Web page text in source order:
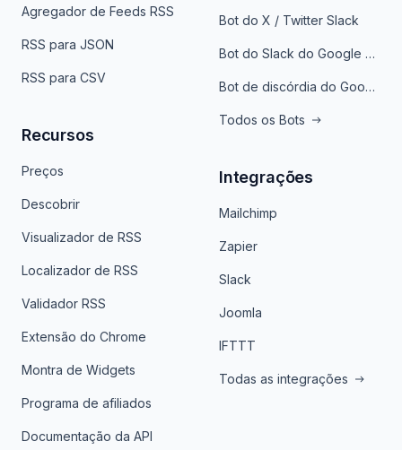
Agregador de Feeds RSS
RSS para JSON
RSS para CSV
Recursos
Preços
Descobrir
Visualizador de RSS
Localizador de RSS
Validador RSS
Extensão do Chrome
Montra de Widgets
Programa de afiliados
Documentação da API
Bot do X / Twitter Slack
Bot do Slack do Google Notícias
Bot de discórdia do Google News
Todos os Bots
Integrações
Mailchimp
Zapier
Slack
Joomla
IFTTT
Todas as integrações